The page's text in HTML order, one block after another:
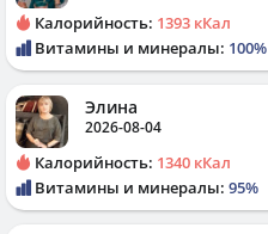
Калорийность: 1393 кКал
Витамины и минералы: 100%
Элина
2026-08-04
Калорийность: 1340 кКал
Витамины и минералы: 95%